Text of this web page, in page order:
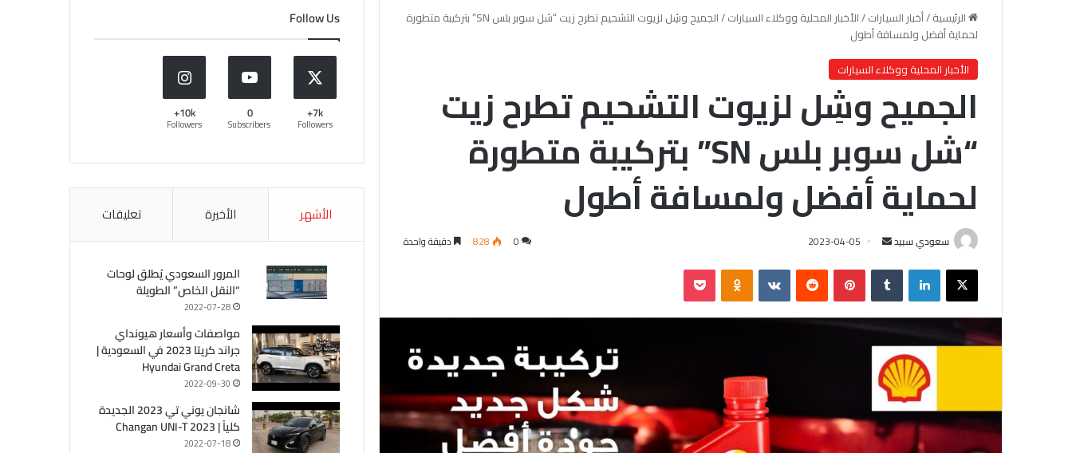
الرئيسية/أخبار السيارات/الأخبار المحلية ووكلاء السيارات/
الجميح وشِل لزيوت التشحيم تطرح زيت “شل سوبر بلس SN” بتركيبة متطورة
لحماية أفضل ولمسافة أطول
الأخبار المحلية ووكلاء السيارات
الجميح وشِل لزيوت التشحيم تطرح زيت
“شل سوبر بلس SN” بتركيبة متطورة
لحماية أفضل ولمسافة أطول
سعودي سبيد
ل
ب
د
ا
إ
ل
2023-04-05
0
828 دقيقة واحدة
لينكدإن بينتيريست
Follow Us
7k+
Followers
0
Subscribers
10k+
Followers
الأشهر الأخيرة تعليقات
المرور السعودي يُطلق لوحات
“النقل الخاص” الطويلة
2022-07-28
مواصفات وأسعار هيونداي
جراند كريتا 2023 في السعودية |
Hyundai Grand Creta
2022-09-30
شانجان يوني تي 2023 الجديدة
كلياً | Changan UNI-T 2023
2022-07-18